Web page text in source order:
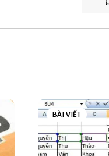
BÀI VIẾT